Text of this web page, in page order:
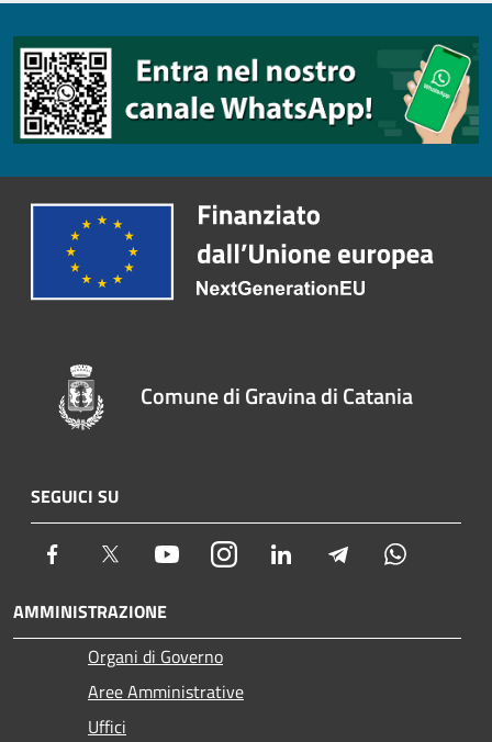
Comune di Gravina di Catania
SEGUICI SU
Facebook Twitter YoutubeInstagram LinkedIn Telegram
AMMINISTRAZIONE
Organi di Governo
Aree Amministrative
Uffici